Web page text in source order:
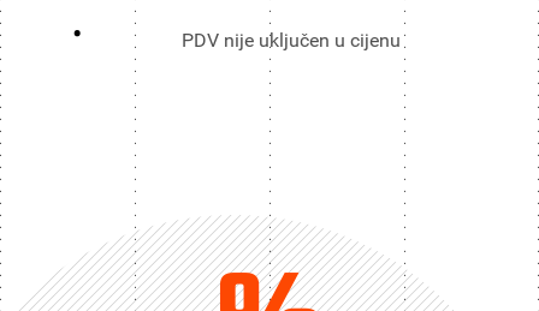
PDV nije uključen u cijenu